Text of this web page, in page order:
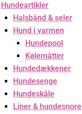
Hundeartikler
Halsbånd & seler
Hund i varmen
Hundepool
Kølemåtter
Hundedækkener
Hundesenge
Hundeskåle
Liner & hundesnore